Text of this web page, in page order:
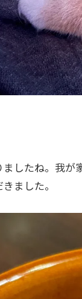
したね。我が
ました。